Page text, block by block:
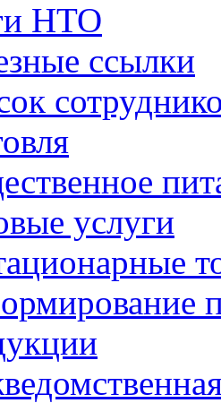
НТО
ссылки
услуги